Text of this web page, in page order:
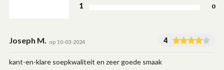
1 0
Joseph M. op 10-03-2024 4
kant-en-klare soepkwaliteit en zeer goede smaak